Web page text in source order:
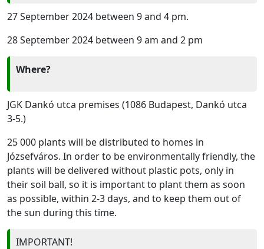
27 September 2024 between 9 and 4 pm.
28 September 2024 between 9 am and 2 pm
Where?
JGK Dankó utca premises (1086 Budapest, Dankó utca
3-5.)
25 000 plants will be distributed to homes in
Józsefváros. In order to be environmentally friendly, the
plants will be delivered without plastic pots, only in
their soil ball, so it is important to plant them as soon
as possible, within 2-3 days, and to keep them out of
the sun during this time.
IMPORTANT!